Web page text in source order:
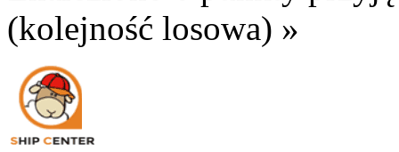
(kolejność losowa) »